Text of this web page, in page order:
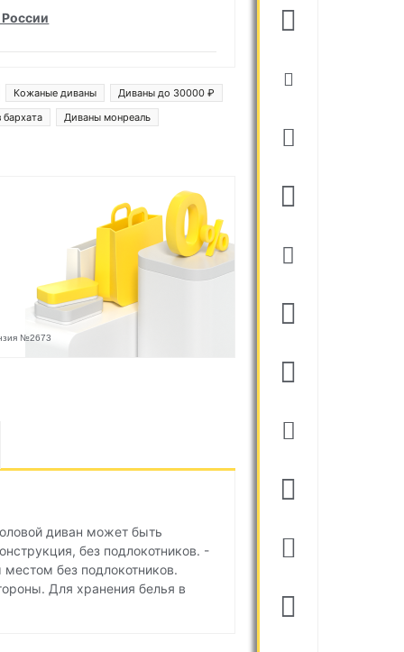
Кожаные диваны
Диваны до 30000 ₽
Диваны монреаль
№2673
диван может быть
без подлокотников. -
без подлокотников.
Для хранения белья в